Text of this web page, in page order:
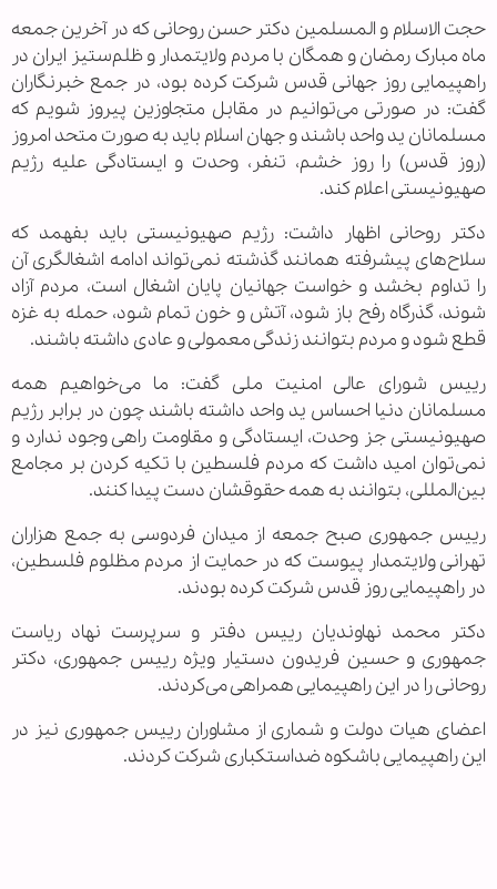
حجت الاسلام و المسلمین دکتر حسن روحانی که در آخرین جمعه
ماه مبارک رمضان و همگان با مردم ولایتمدار و ظلم‌ستیز ایران در
راهپیمایی روز جهانی قدس شرکت کرده بود، در جمع خبرنگاران
گفت: در صورتی می‌توانیم در مقابل متجاوزین پیروز شویم که
مسلمانان ید واحد باشند و جهان اسلام باید به صورت متحد امروز
(روز قدس) را روز خشم، تنفر، وحدت و ایستادگی علیه رژیم
صهیونیستی اعلام کند.
دکتر روحانی اظهار داشت: رژیم صهیونیستی باید بفهمد که
سلاح‌های پیشرفته همانند گذشته نمی‌تواند ادامه اشغالگری آن
را تداوم بخشد و خواست جهانیان پایان اشغال است، مردم آزاد
شوند، گذرگاه رفح باز شود، آتش و خون تمام شود، حمله به غزه
قطع شود و مردم بتوانند زندگی معمولی و عادی داشته باشند.
رییس شورای عالی امنیت ملی گفت: ما می‌خواهیم همه
مسلمانان دنیا احساس ید واحد داشته باشند چون در برابر رژیم
صهیونیستی جز وحدت، ایستادگی و مقاومت راهی وجود ندارد و
نمی‌توان امید داشت که مردم فلسطین با تکیه کردن بر مجامع
بین‌المللی، بتوانند به همه حقوقشان دست پیدا کنند.
رییس جمهوری صبح جمعه از میدان فردوسی به جمع هزاران
تهرانی ولایتمدار پیوست که در حمایت از مردم مظلوم فلسطین،
در راهپیمایی روز قدس شرکت کرده بودند.
دکتر محمد نهاوندیان رییس دفتر و سرپرست نهاد ریاست
جمهوری و حسین فریدون دستیار ویژه رییس جمهوری، دکتر
روحانی را در این راهپیمایی همراهی می‌کردند.
اعضای هیات دولت و شماری از مشاوران رییس جمهوری نیز در
این راهپیمایی باشکوه ضداستکباری شرکت کردند.